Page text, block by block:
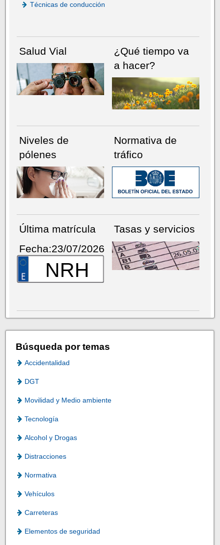
Técnicas de conducción
Salud Vial
¿Qué tiempo va
a hacer?
Niveles de
pólenes
Normativa de
tráfico
Última matrícula
Fecha:23/07/2026
NRH
Tasas y servicios
Búsqueda por temas
Accidentalidad
DGT
Movilidad y Medio ambiente
Tecnología
Alcohol y Drogas
Distracciones
Normativa
Vehículos
Carreteras
Elementos de seguridad